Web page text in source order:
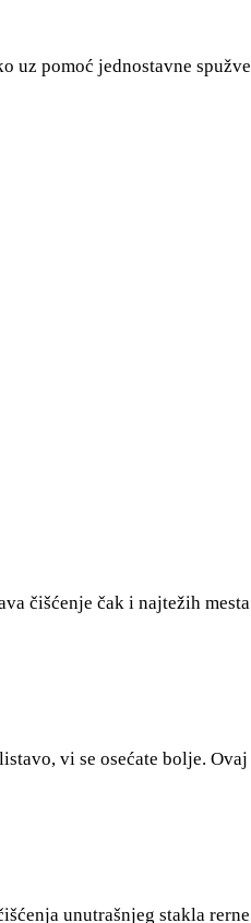
uz pomoć jednostavne
čišćenje čak i najtežih
vi se osećate bolje.
unutrašnjeg stakla